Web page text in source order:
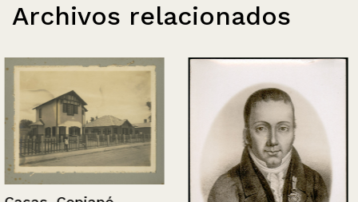
Archivos relacionados